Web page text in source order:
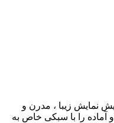
نمايش زيبا ، مدرن و
آماده را با سبکی خاص به